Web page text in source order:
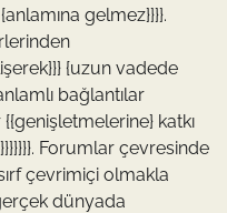
gelmez}}}}.
{uzun vadede
bağlantılar
katkı
Forumlar çevresinde
çevrimiçi olmakla
dünyada